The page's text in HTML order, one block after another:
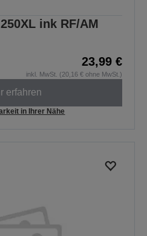
ink RF/AM
23,99 €
inkl. MwSt. (20,16 € ohne MwSt.)
erfahren
in Ihrer Nähe